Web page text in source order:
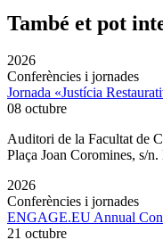
També et pot
2026
Conferències i jornades
Jornada «Justícia
08 octubre
Auditori de la Facultat de
Plaça Joan Coromines, s/
2026
Conferències i jornades
ENGAGE.EU Annual
21 octubre